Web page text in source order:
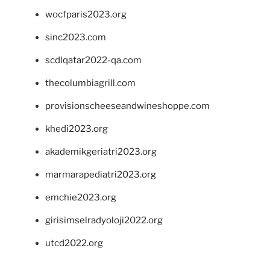
wocfparis2023.org
sinc2023.com
scdlqatar2022-qa.com
thecolumbiagrill.com
provisionscheeseandwineshoppe.com
khedi2023.org
akademikgeriatri2023.org
marmarapediatri2023.org
emchie2023.org
girisimselradyoloji2022.org
utcd2022.org